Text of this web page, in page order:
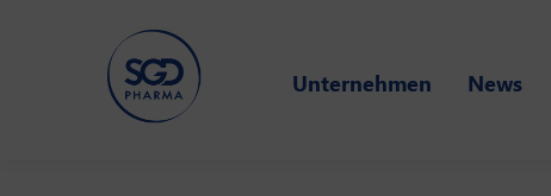
Unternehmen News